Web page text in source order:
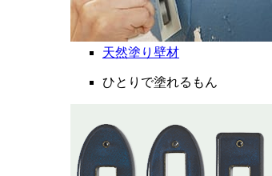
天然塗り壁材
ひとりで塗れるもん